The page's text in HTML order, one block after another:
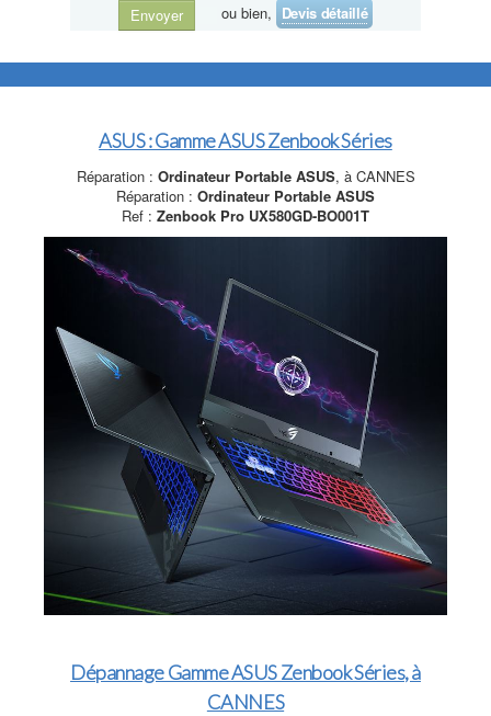
Envoyer ou bien, Devis détaillé
ASUS : Gamme ASUS Zenbook Séries
Réparation : Ordinateur Portable ASUS, à CANNES
Réparation : Ordinateur Portable ASUS
Ref : Zenbook Pro UX580GD-BO001T
Dépannage Gamme ASUS Zenbook Séries, à
CANNES